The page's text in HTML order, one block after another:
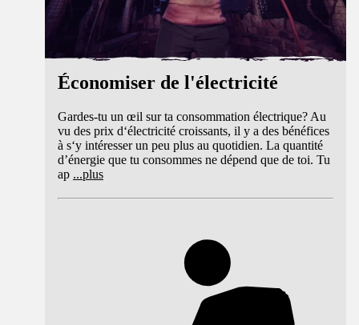
Économiser de l'électricité
Gardes-tu un œil sur ta consommation électrique? Au
vu des prix d‘électricité croissants, il y a des bénéfices
à s‘y intéresser un peu plus au quotidien. La quantité
d’énergie que tu consommes ne dépend que de toi. Tu
ap ...plus